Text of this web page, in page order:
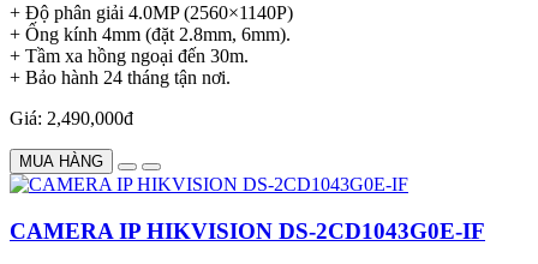
+ Độ phân giải 4.0MP (2560×1140P)
+ Ống kính 4mm (đặt 2.8mm, 6mm).
+ Tầm xa hồng ngoại đến 30m.
+ Bảo hành 24 tháng tận nơi.
Giá: 2,490,000đ
MUA HÀNG
CAMERA IP HIKVISION DS-2CD1043G0E-IF